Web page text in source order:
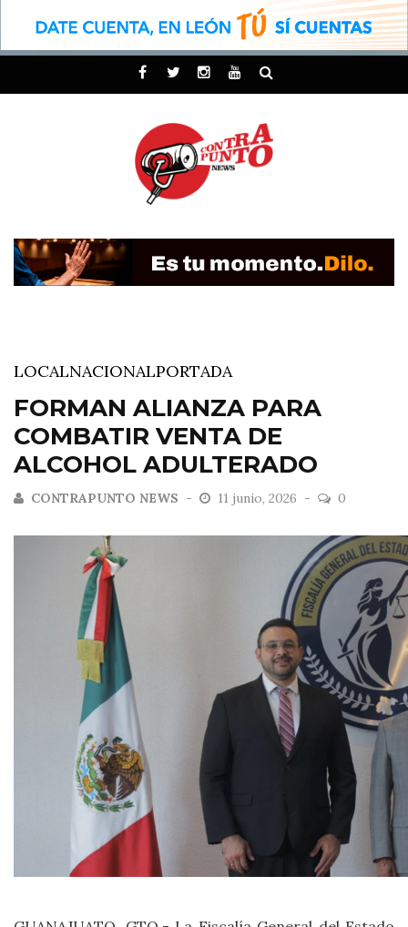
LOCALNACIONALPORTADA
FORMAN ALIANZA PARA
COMBATIR VENTA DE
ALCOHOL ADULTERADO
CONTRAPUNTO NEWS 11 junio, 2026 0